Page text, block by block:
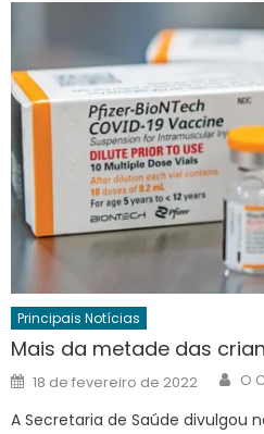
Principais Notícias
Mais da metade das
Posted
on
18 de fevereiro de 2022 O
A Secretaria de Saúde divulgou